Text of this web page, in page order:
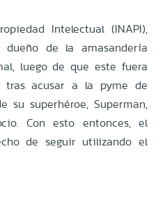
Intelectual (INAPI),
de la amasandería
luego de que este fuera
tras acusar a la pyme de
su superhéroe, Superman,
Con esto entonces, el
de seguir utilizando el